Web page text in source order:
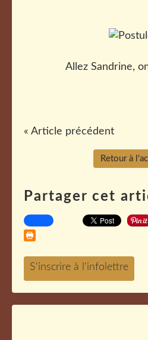
Allez Sandrine,
« Article précédent
Retour à
Partager cet